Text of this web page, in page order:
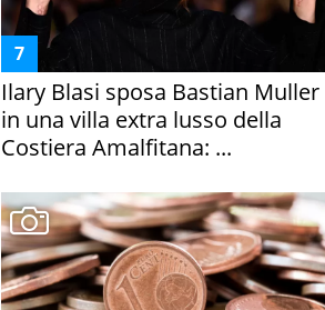
Ilary Blasi sposa Bastian Muller
in una villa extra lusso della
Costiera Amalfitana: ...